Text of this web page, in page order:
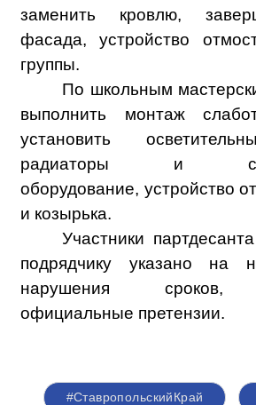
заменить кровлю,
фасада, устройство
группы.
По школьным
выполнить монтаж
установить
радиаторы и
оборудование, устройство
и козырька.
Участники
подрядчику указано на
нарушения сроков,
официальные претензии.
#СтавропольскийКрай